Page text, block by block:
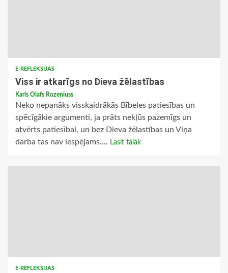
E-REFLEKSIJAS
Viss ir atkarīgs no Dieva žēlastības
Karls Olafs Rozeniuss
Neko nepanāks visskaidrākās Bībeles patiesības un
spēcīgākie argumenti, ja prāts nekļūs pazemīgs un
atvērts patiesībai, un bez Dieva žēlastības un Viņa
darba tas nav iespējams.... Lasīt tālāk
E-REFLEKSIJAS